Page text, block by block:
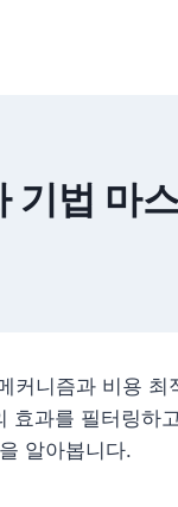
기법 마
커니즘과 비용
효과를 필터링하
알아봅니다.